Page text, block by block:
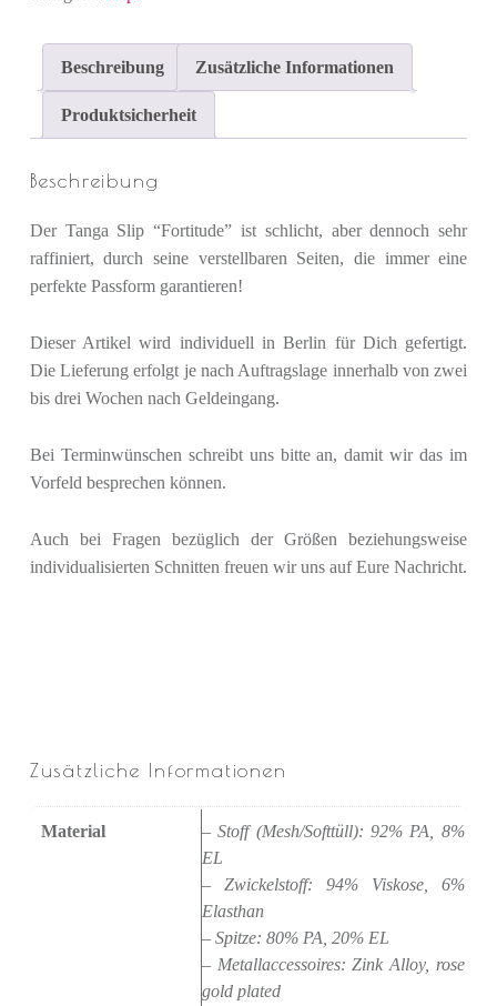
Beschreibung Zusätzliche Informationen
Produktsicherheit
Beschreibung
Der Tanga Slip “Fortitude” ist schlicht, aber dennoch sehr
raffiniert, durch seine verstellbaren Seiten, die immer eine
perfekte Passform garantieren!
Dieser Artikel wird individuell in Berlin für Dich gefertigt.
Die Lieferung erfolgt je nach Auftragslage innerhalb von zwei
bis drei Wochen nach Geldeingang.
Bei Terminwünschen schreibt uns bitte an, damit wir das im
Vorfeld besprechen können.
Auch bei Fragen bezüglich der Größen beziehungsweise
individualisierten Schnitten freuen wir uns auf Eure Nachricht.
Zusätzliche Informationen
Material
– Stoff (Mesh/Softtüll): 92% PA, 8%
EL
– Zwickelstoff: 94% Viskose, 6%
Elasthan
– Spitze: 80% PA, 20% EL
– Metallaccessoires: Zink Alloy, rose
gold plated